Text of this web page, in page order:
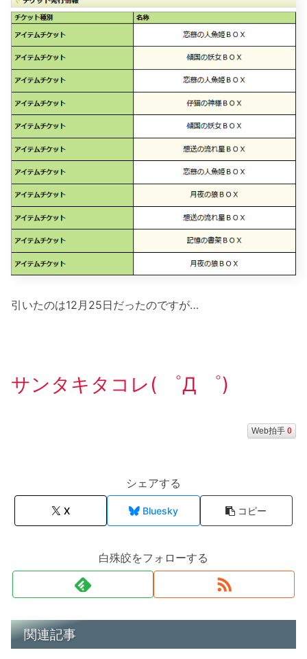
引いたのは12月25日だったのですが…
サンタキタコレ( ゜Д ゜)
Web拍手 0
シェアする
X Bluesky コピー
白殊皎をフォローする
関連記事